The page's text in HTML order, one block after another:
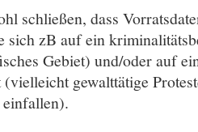
schließen, dass
sich zB auf ein
Gebiet) und/oder auf
gewalttätige